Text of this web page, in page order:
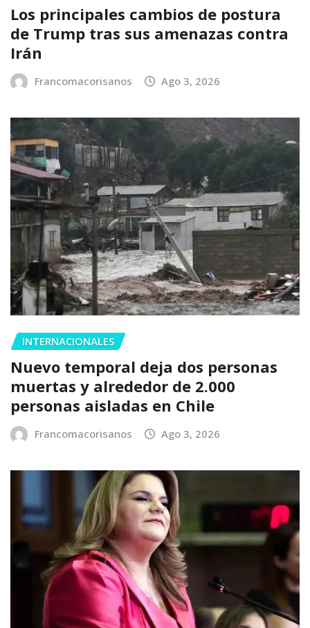
Los principales cambios de postura
de Trump tras sus amenazas contra
Irán
Francomacorisanos Ago 3, 2026
INTERNACIONALES
Nuevo temporal deja dos personas
muertas y alrededor de 2.000
personas aisladas en Chile
Francomacorisanos Ago 3, 2026